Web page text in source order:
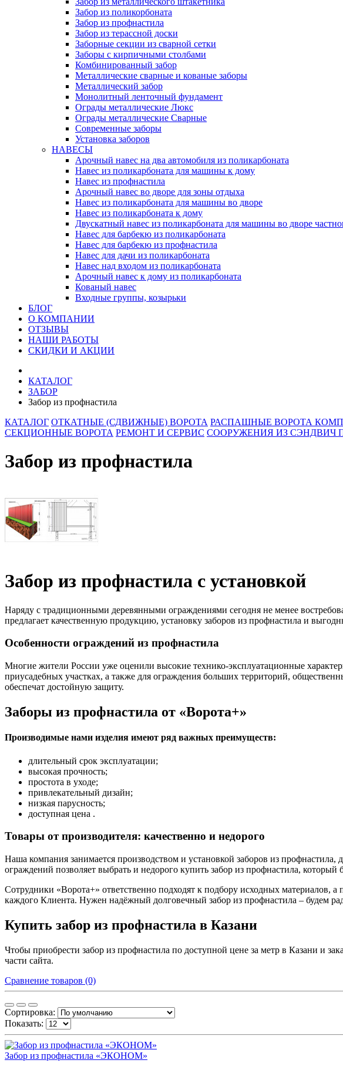
Забор из поликорбоната
Забор из профнастила
Забор из терассной доски
Заборные секции из сварной сетки
Заборы с кирпичными столбами
Комбинированный забор
Металлические сварные и кованые заборы
Металлический забор
Монолитный ленточный фундамент
Ограды металлические Люкс
Ограды металлические Сварные
Современные заборы
Установка заборов
НАВЕСЫ
Арочный навес на два автомобиля из поликарбоната
Навес из поликарбоната для машины к дому
Навес из профнастила
Арочный навес во дворе для зоны отдыха
Навес из поликарбоната для машины во дворе
Навес из поликарбоната к дому
Двускатный навес из поликарбоната для машины во дворе
Навес для барбекю из поликарбоната
Навес для барбекю из профнастила
Навес для дачи из поликарбоната
Навес над входом из поликарбоната
Арочный навес к дому из поликарбоната
Кованый навес
Входные группы, козырьки
БЛОГ
О КОМПАНИИ
ОТЗЫВЫ
НАШИ РАБОТЫ
СКИДКИ И АКЦИИ
КАТАЛОГ
ЗАБОР
Забор из профнастила
КАТАЛОГ ОТКАТНЫЕ (СДВИЖНЫЕ) ВОРОТА РАСПАШНЫЕ ВОРОТА
СЕКЦИОННЫЕ ВОРОТА РЕМОНТ И СЕРВИС СООРУЖЕНИЯ ИЗ СЭНДВИЧ
Забор из профнастила
Забор из профнастила с установкой
Наряду с традиционными деревянными ограждениями сегодня не менее
предлагает качественную продукцию, установку заборов из профнастила и
Особенности ограждений из профнастила
Многие жители России уже оценили высокие технико-эксплуатационные
приусадебных участках, а также для ограждения больших территорий,
обеспечат достойную защиту.
Заборы из профнастила от «Ворота+»
Производимые нами изделия имеют ряд важных преимуществ:
длительный срок эксплуатации;
высокая прочность;
простота в уходе;
привлекательный дизайн;
низкая парусность;
доступная цена .
Товары от производителя: качественно и недорого
Наша компания занимается производством и установкой заборов из
ограждений позволяет выбрать и недорого купить забор из профнастила,
Сотрудники «Ворота+» ответственно подходят к подбору исходных
каждого Клиента. Нужен надёжный долговечный забор из профнастила – будем
Купить забор из профнастила в Казани
Чтобы приобрести забор из профнастила по доступной цене за метр в Казани и
части сайта.
Сравнение товаров (0)
Сортировка:
Показать:
Забор из профнастила «ЭКОНОМ»